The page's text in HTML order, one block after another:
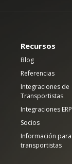
Recursos
Blog
Referencias
Integraciones de
Transportistas
Integraciones ERP
Socios
Información para
transportistas